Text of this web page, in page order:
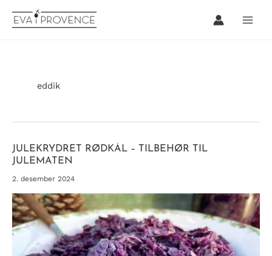
rett
eddik
JULEKRYDRET RØDKÅL – TILBEHØR TIL
JULEMATEN
2. desember 2024